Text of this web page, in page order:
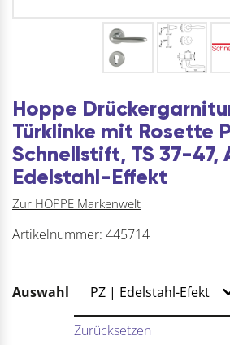
Hoppe
Türklinke mit Rosette
Schnellstift, TS 37-47,
Edelstahl-Effekt
Zur HOPPE Markenwelt
Artikelnummer: 445714
Auswahl
Zurücksetzen